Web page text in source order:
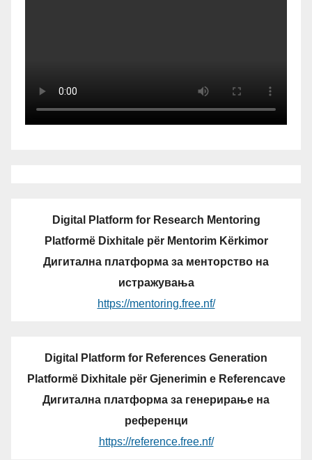
Digital Platform for Research Mentoring
Platformë Dixhitale për Mentorim Kërkimor
Дигитална платформа за менторство на
истражувања
https://mentoring.free.nf/
Digital Platform for References Generation
Platformë Dixhitale për Gjenerimin e Referencave
Дигитална платформа за генерирање на
референци
https://reference.free.nf/